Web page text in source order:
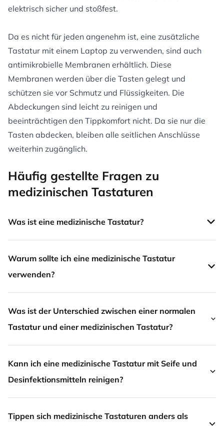
elektrisch sicher und stoßfest.
Da es nicht für jeden angenehm ist, eine zusätzliche
Tastatur mit einem Laptop zu verwenden, sind auch
antimikrobielle Membranen erhältlich. Diese
Membranen werden über die Tasten gelegt und
schützen sie vor Schmutz und Flüssigkeiten. Die
Abdeckungen sind leicht zu reinigen und
beeinträchtigen den Tippkomfort nicht. Da sie nur die
Tasten abdecken, bleiben alle seitlichen Anschlüsse
weiterhin zugänglich.
Häufig gestellte Fragen zu
medizinischen Tastaturen
Was ist eine medizinische Tastatur?
Warum sollte ich eine medizinische Tastatur
verwenden?
Was ist der Unterschied zwischen einer normalen
Tastatur und einer medizinischen Tastatur?
Kann ich eine medizinische Tastatur mit Seife und
Desinfektionsmitteln reinigen?
Tippen sich medizinische Tastaturen anders als